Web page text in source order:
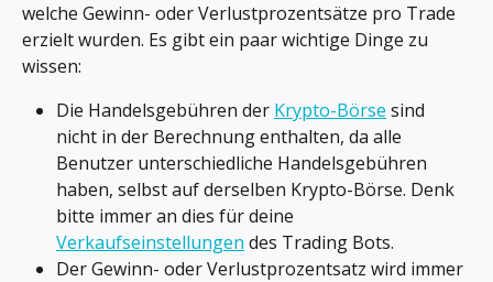
welche Gewinn- oder Verlustprozentsätze pro Trade
erzielt wurden. Es gibt ein paar wichtige Dinge zu
wissen:
Die Handelsgebühren der Krypto-Börse sind
nicht in der Berechnung enthalten, da alle
Benutzer unterschiedliche Handelsgebühren
haben, selbst auf derselben Krypto-Börse. Denk
bitte immer an dies für deine
Verkaufseinstellungen des Trading Bots.
Der Gewinn- oder Verlustprozentsatz wird immer